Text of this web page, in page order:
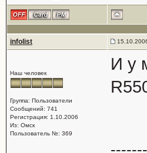
infolist
Наш человек
Группа: Пользователи
Сообщений: 741
Регистрация: 1.10.2006
Из: Омск
Пользователь №: 369
И у